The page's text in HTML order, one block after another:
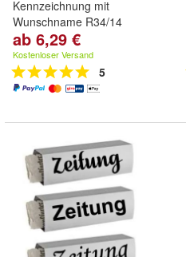
Kennzeichnung mit
Wunschname R34/14
ab 6,29 €
Kostenloser Versand
5